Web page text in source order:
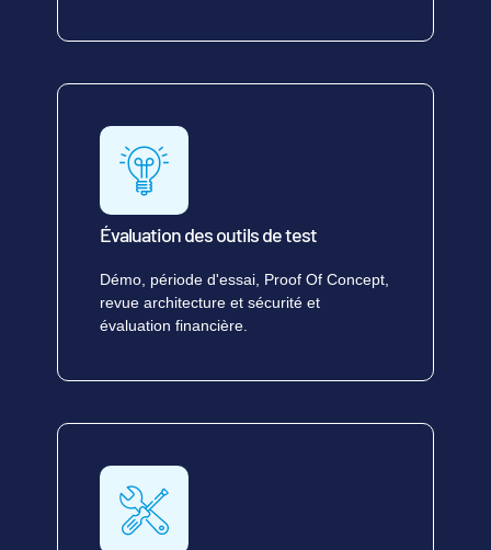
Évaluation des outils de test
Démo, période d'essai, Proof Of Concept,
revue architecture et sécurité et
évaluation financière.